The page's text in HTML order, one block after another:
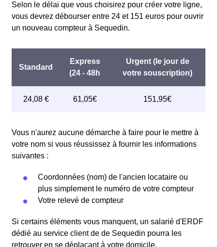
Selon le délai que vous choisirez pour créer votre ligne,
vous devrez débourser entre 24 et 151 euros pour ouvrir
un nouveau compteur à Sequedin.
Vous n'aurez aucune démarche à faire pour le mettre à
votre nom si vous réussissez à fournir les informations
suivantes :
Coordonnées (nom) de l'ancien locataire ou
plus simplement le numéro de votre compteur
Votre relevé de compteur
Si certains éléments vous manquent, un salarié d'ERDF
dédié au service client de de Sequedin pourra les
retrouver en se déplaçant à votre domicile.